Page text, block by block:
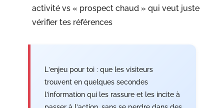
activité vs « prospect chaud » qui veut juste
vérifier tes références
L’enjeu pour toi : que les visiteurs
trouvent en quelques secondes
l’information qui les rassure et les incite à